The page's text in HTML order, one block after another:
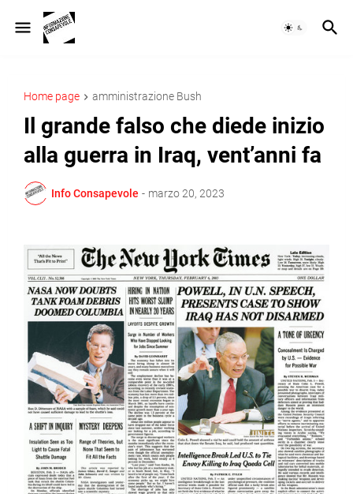
Home page amministrazione Bush
Il grande falso che diede inizio
alla guerra in Iraq, vent’anni fa
Info Consapevole - marzo 20, 2023